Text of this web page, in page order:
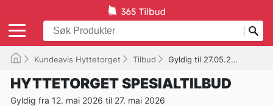
Kundeavis Hyttetorget Tilbud Gyldig til 27.05.2026
HYTTETORGET SPESIALTILBUD
Gyldig fra 12. mai 2026 til 27. mai 2026